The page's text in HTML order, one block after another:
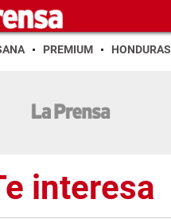
PREMIUM HONDURAS
interesa